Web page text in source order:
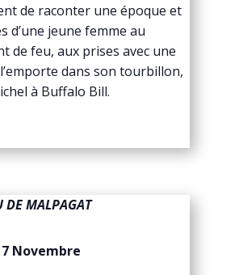
de raconter une époque et
d’une jeune femme au
de feu, aux prises avec une
dans son tourbillon,
à Buffalo Bill.
DE MALPAGAT
Novembre